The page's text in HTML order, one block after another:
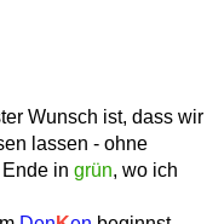
Wunsch ist, dass wir
lassen - ohne
in grün, wo ich